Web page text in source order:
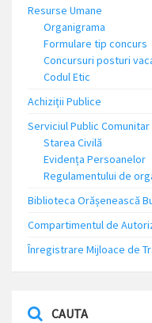
Resurse Umane
Organigrama
Formulare tip concurs
Concursuri posturi
Codul Etic
Achiziții Publice
Serviciul Public
Starea Civilă
Evidența Persoanelor
Regulamentului de
Biblioteca Orășenească
Compartimentul de
Înregistrare Mijloace de
CAUTA